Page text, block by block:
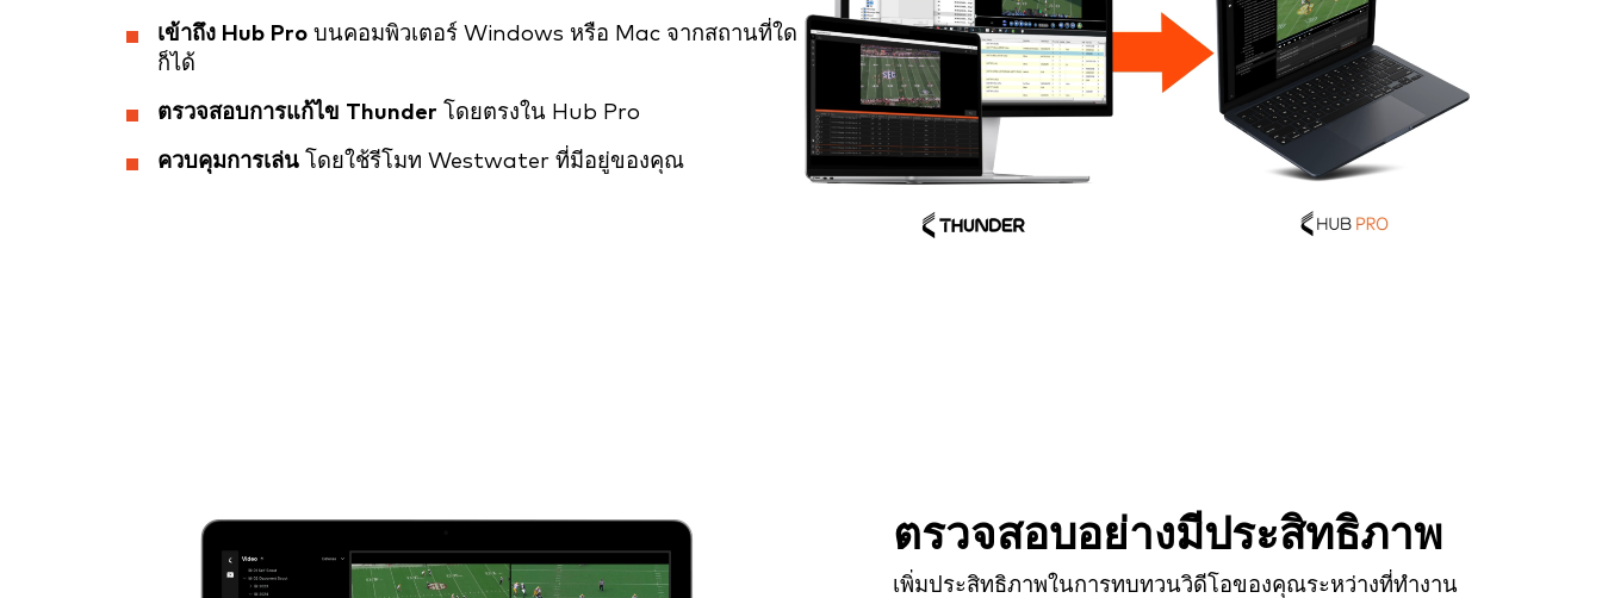
เข้าถึง Hub Pro บนคอมพิวเตอร์ Windows หรือ Mac จากสถานที่ใด
ก็ได้
ตรวจสอบการแก้ไข Thunder โดยตรงใน Hub Pro
ควบคุมการเล่น โดยใช้รีโมท Westwater ที่มีอยู่ของคุณ
ตรวจสอบอย่างมีประสิทธิภาพ
เพิ่มประสิทธิภาพในการทบทวนวิดีโอของคุณระหว่างที่ทำงาน